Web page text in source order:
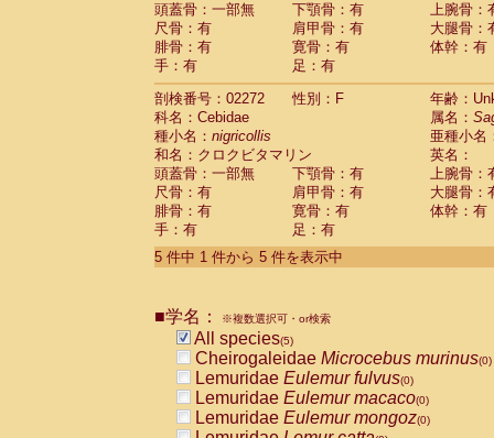
Pitheciidae Callicebus torquatus(0)
Pitheciidae Callicebus
Pitheciidae Chiropotes satanas
Pitheciidae Pithecia monachus
Pitheciidae Pithecia pithecia (0)
Cercopithecidae Cercocebus agilis (0)
Cercopithecidae
Cercocebus
Cercopithecidae
Cercocebus
CercopithecidaeCercocebus
CercopithecidaeCercocebus
CercopithecidaeCercocebus hybrid(0)
CercopithecidaeCercocebus
CercopithecidaeLophocebus
CercopithecidaePapio hamadryas
Cercopithecidae
CercopithecidaePapiospp. (0)
CercopithecidaeMandrillus
CercopithecidaeMandrillus sphinx
CercopithecidaeTheropithecus
CercopithecidaeMacaca arctoides
頭蓋骨：一部無
下顎骨：有
上腕骨：
尺骨：有
肩甲骨：有
大腿骨：
腓骨：有
寛骨：有
体幹：有
手：有
足：有
剖検番号：02272
性別：F
年齢：
科名：Cebidae
属名：
種小名： nigricollis
亜種小名
和名：クロクビタマリン
英名：
頭蓋骨：一部無
下顎骨：有
上腕骨：
尺骨：有
肩甲骨：有
大腿骨：
腓骨：有
寛骨：有
体幹：有
手：有
足：有
5 件中 1 件から 5 件を表示中
■学名： ※複数選択可・or検索
All species(5)
Cheirogaleidae Microcebus murinus(0)
Lemuridae Eulemur fulvus(0)
Lemuridae Eulemur macaco(0)
Lemuridae Eulemur mongoz(0)